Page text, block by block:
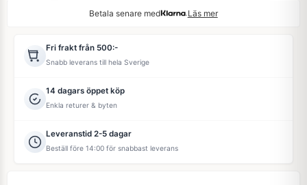
Betala senare med Läs mer
Fri frakt från 500:-
Snabb leverans till hela Sverige
14 dagars öppet köp
Enkla returer & byten
Leveranstid 2-5 dagar
Beställ före 14:00 för snabbast leverans